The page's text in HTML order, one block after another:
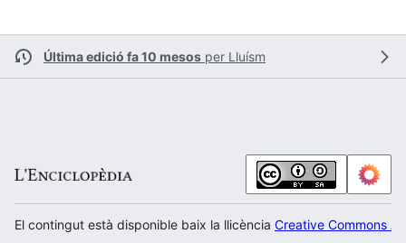
Última edició fa 10 mesos per Lluísm
El contingut està disponible baix la llicència Creative Commons